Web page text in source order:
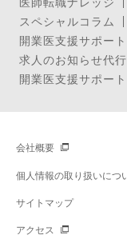
スペシャルコラム
開業医支援サポート
求人のお知らせ代行
開業医支援サポー
会社概要
個人情報の取り扱いにつ
サイトマップ
アクセス